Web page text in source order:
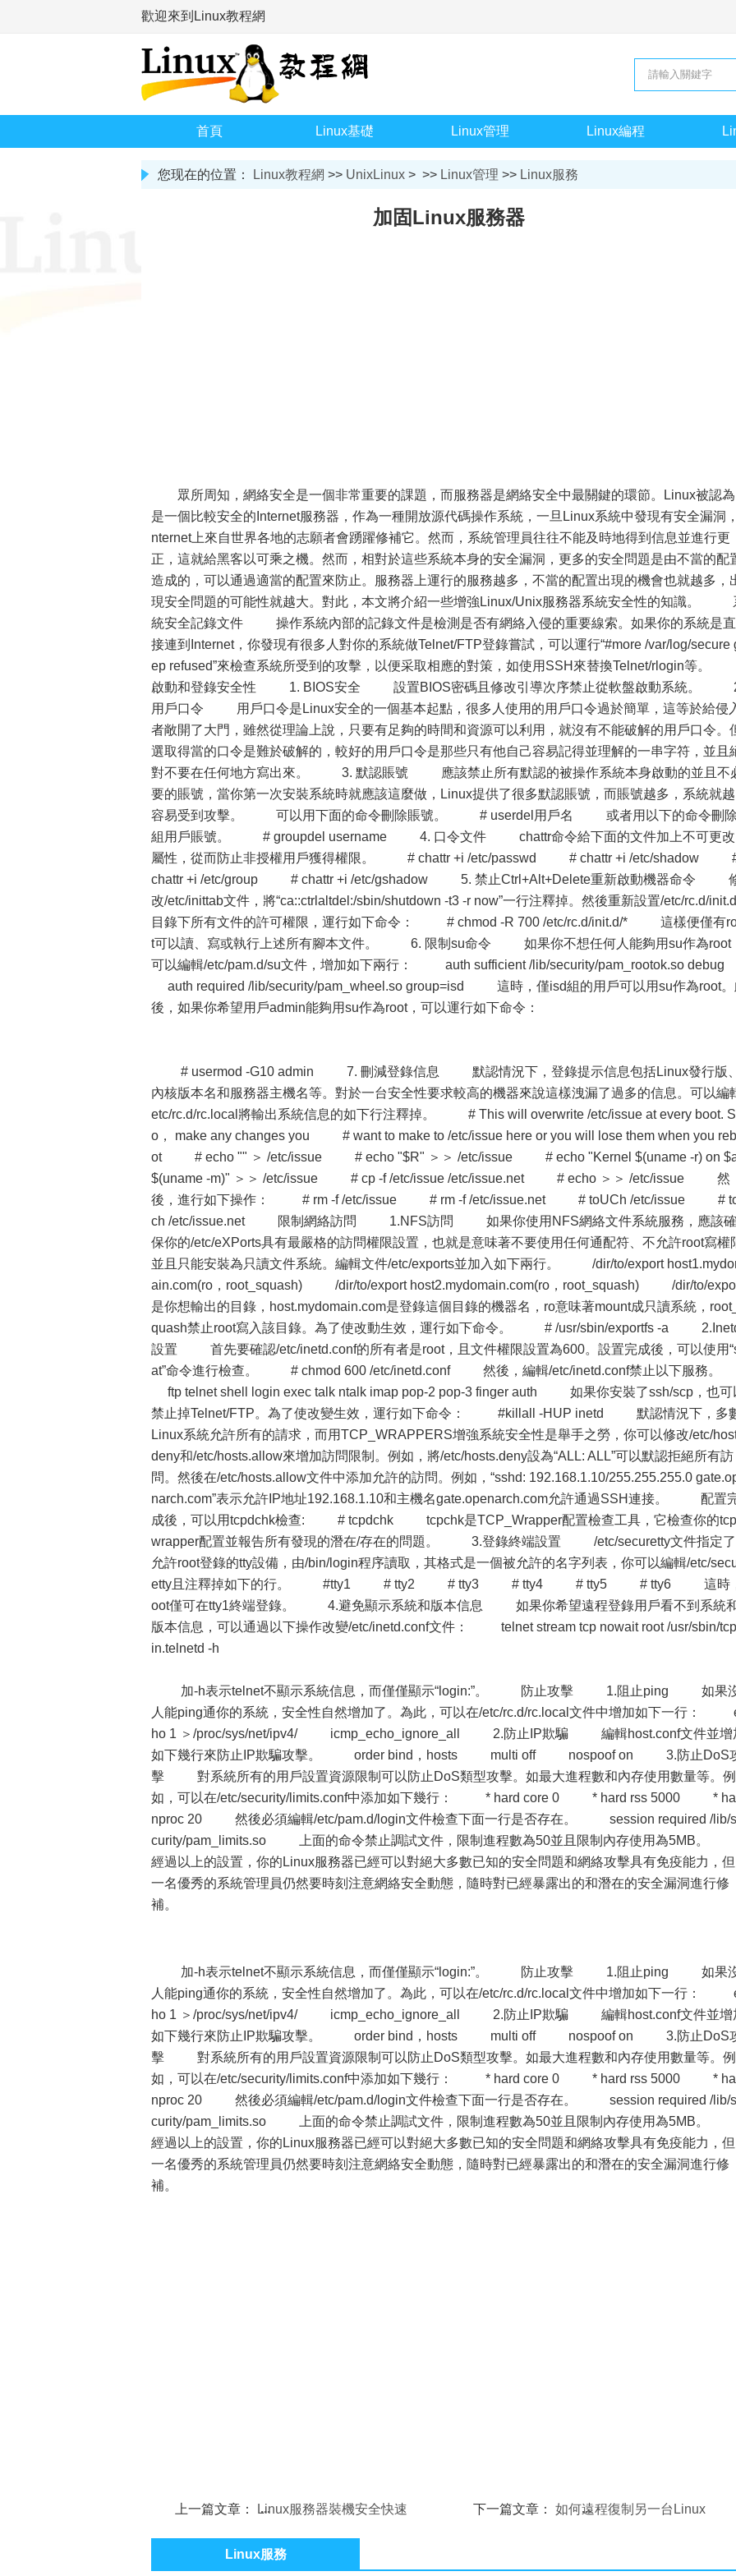
歡迎來到Linux教程網
首頁 Linux基礎 Linux管理 Linux編程
您现在的位置： Linux教程網 >> UnixLinux > >> Linux管理 >> Linux服務
加固Linux服務器
眾所周知，網絡安全是一個非常重要的課題，而服務器是網絡安全中最關鍵的環節。Linux被認為
是一個比較安全的Internet服務器，作為一種開放源代碼操作系統，一旦Linux系統中發現有安全漏洞，I
nternet上來自世界各地的志願者會踴躍修補它。然而，系統管理員往往不能及時地得到信息並進行更
正，這就給黑客以可乘之機。然而，相對於這些系統本身的安全漏洞，更多的安全問題是由不當的配
造成的，可以通過適當的配置來防止。服務器上運行的服務越多，不當的配置出現的機會也就越多，
現安全問題的可能性就越大。對此，本文將介紹一些增強Linux/Unix服務器系統安全性的知識。
統安全記錄文件 操作系統內部的記錄文件是檢測是否有網絡入侵的重要線索。如果你的系統是直
接連到Internet，你發現有很多人對你的系統做Telnet/FTP登錄嘗試，可以運行“#more /var/log/secure
ep refused”來檢查系統所受到的攻擊，以便采取相應的對策，如使用SSH來替換Telnet/rlogin等。
啟動和登錄安全性 1. BIOS安全 設置BIOS密碼且修改引導次序禁止從軟盤啟動系統。
用戶口令 用戶口令是Linux安全的一個基本起點，很多人使用的用戶口令過於簡單，這等於給侵
者敞開了大門，雖然從理論上說，只要有足夠的時間和資源可以利用，就沒有不能破解的用戶口令。
選取得當的口令是難於破解的，較好的用戶口令是那些只有他自己容易記得並理解的一串字符，並且
對不要在任何地方寫出來。 3. 默認賬號 應該禁止所有默認的被操作系統本身啟動的並且不
要的賬號，當你第一次安裝系統時就應該這麼做，Linux提供了很多默認賬號，而賬號越多，系統就越
容易受到攻擊。 可以用下面的命令刪除賬號。 # userdel用戶名 或者用以下的命令刪除
組用戶賬號。 # groupdel username 4. 口令文件 chattr命令給下面的文件加上不可更改
屬性，從而防止非授權用戶獲得權限。 # chattr +i /etc/passwd # chattr +i /etc/shadow
chattr +i /etc/group # chattr +i /etc/gshadow 5. 禁止Ctrl+Alt+Delete重新啟動機器命令
改/etc/inittab文件，將“ca::ctrlaltdel:/sbin/shutdown -t3 -r now”一行注釋掉。然後重新設置/etc/rc.d/
目錄下所有文件的許可權限，運行如下命令： # chmod -R 700 /etc/rc.d/init.d/* 這樣便僅有
t可以讀、寫或執行上述所有腳本文件。 6. 限制su命令 如果你不想任何人能夠用su作為root
可以編輯/etc/pam.d/su文件，增加如下兩行： auth sufficient /lib/security/pam_rootok.so debug
auth required /lib/security/pam_wheel.so group=isd 這時，僅isd組的用戶可以用su作為root。
後，如果你希望用戶admin能夠用su作為root，可以運行如下命令：
# usermod -G10 admin 7. 刪減登錄信息 默認情況下，登錄提示信息包括Linux發行版、
內核版本名和服務器主機名等。對於一台安全性要求較高的機器來說這樣洩漏了過多的信息。可以編
etc/rc.d/rc.local將輸出系統信息的如下行注釋掉。 # This will overwrite /etc/issue at every boot. S
o， make any changes you # want to make to /etc/issue here or you will lose them when you
ot # echo "" ＞ /etc/issue # echo "$R" ＞＞ /etc/issue # echo "Kernel $(uname -r) on
$(uname -m)" ＞＞ /etc/issue # cp -f /etc/issue /etc/issue.net # echo ＞＞ /etc/issue 然
後，進行如下操作： # rm -f /etc/issue # rm -f /etc/issue.net # toUCh /etc/issue #
ch /etc/issue.net 限制網絡訪問 1.NFS訪問 如果你使用NFS網絡文件系統服務，應該確
保你的/etc/eXPorts具有最嚴格的訪問權限設置，也就是意味著不要使用任何通配符、不允許root寫權
並且只能安裝為只讀文件系統。編輯文件/etc/exports並加入如下兩行。 /dir/to/export
ain.com(ro，root_squash) /dir/to/export host2.mydomain.com(ro，root_squash) /dir/to/
是你想輸出的目錄，host.mydomain.com是登錄這個目錄的機器名，ro意味著mount成只讀系統，
quash禁止root寫入該目錄。為了使改動生效，運行如下命令。 # /usr/sbin/exportfs -a
設置 首先要確認/etc/inetd.conf的所有者是root，且文件權限設置為600。設置完成後，可以使用
at”命令進行檢查。 # chmod 600 /etc/inetd.conf 然後，編輯/etc/inetd.conf禁止以下服務。
ftp telnet shell login exec talk ntalk imap pop-2 pop-3 finger auth 如果你安裝了ssh/scp，也可
禁止掉Telnet/FTP。為了使改變生效，運行如下命令： #killall -HUP inetd 默認情況下，多
Linux系統允許所有的請求，而用TCP_WRAPPERS增強系統安全性是舉手之勞，你可以修改/etc/
deny和/etc/hosts.allow來增加訪問限制。例如，將/etc/hosts.deny設為“ALL: ALL”可以默認拒絕所有訪
問。然後在/etc/hosts.allow文件中添加允許的訪問。例如，“sshd: 192.168.1.10/255.255.255.0
narch.com”表示允許IP地址192.168.1.10和主機名gate.openarch.com允許通過SSH連接。 配置
成後，可以用tcpdchk檢查: # tcpdchk tcpchk是TCP_Wrapper配置檢查工具，它檢查你的tcp
wrapper配置並報告所有發現的潛在/存在的問題。 3.登錄終端設置 /etc/securetty文件指定了
允許root登錄的tty設備，由/bin/login程序讀取，其格式是一個被允許的名字列表，你可以編輯/etc/
etty且注釋掉如下的行。 #tty1 # tty2 # tty3 # tty4 # tty5 # tty6 這時
oot僅可在tty1終端登錄。 4.避免顯示系統和版本信息 如果你希望遠程登錄用戶看不到系統
版本信息，可以通過以下操作改變/etc/inetd.conf文件： telnet stream tcp nowait root /usr/sbin/
in.telnetd -h
加-h表示telnet不顯示系統信息，而僅僅顯示“login:”。 防止攻擊 1.阻止ping 如果
人能ping通你的系統，安全性自然增加了。為此，可以在/etc/rc.d/rc.local文件中增加如下一行：
ho 1 ＞/proc/sys/net/ipv4/ icmp_echo_ignore_all 2.防止IP欺騙 編輯host.conf文件並增
如下幾行來防止IP欺騙攻擊。 order bind，hosts multi off nospoof on 3.防止DoS
擊 對系統所有的用戶設置資源限制可以防止DoS類型攻擊。如最大進程數和內存使用數量等。例
如，可以在/etc/security/limits.conf中添加如下幾行： * hard core 0 * hard rss 5000 *
nproc 20 然後必須編輯/etc/pam.d/login文件檢查下面一行是否存在。 session required /lib/
curity/pam_limits.so 上面的命令禁止調試文件，限制進程數為50並且限制內存使用為5MB。
經過以上的設置，你的Linux服務器已經可以對絕大多數已知的安全問題和網絡攻擊具有免疫能力，但
一名優秀的系統管理員仍然要時刻注意網絡安全動態，隨時對已經暴露出的和潛在的安全漏洞進行修
補。
加-h表示telnet不顯示系統信息，而僅僅顯示“login:”。 防止攻擊 1.阻止ping 如果
人能ping通你的系統，安全性自然增加了。為此，可以在/etc/rc.d/rc.local文件中增加如下一行：
ho 1 ＞/proc/sys/net/ipv4/ icmp_echo_ignore_all 2.防止IP欺騙 編輯host.conf文件並增
如下幾行來防止IP欺騙攻擊。 order bind，hosts multi off nospoof on 3.防止DoS
擊 對系統所有的用戶設置資源限制可以防止DoS類型攻擊。如最大進程數和內存使用數量等。例
如，可以在/etc/security/limits.conf中添加如下幾行： * hard core 0 * hard rss 5000 *
nproc 20 然後必須編輯/etc/pam.d/login文件檢查下面一行是否存在。 session required /lib/
curity/pam_limits.so 上面的命令禁止調試文件，限制進程數為50並且限制內存使用為5MB。
經過以上的設置，你的Linux服務器已經可以對絕大多數已知的安全問題和網絡攻擊具有免疫能力，但
一名優秀的系統管理員仍然要時刻注意網絡安全動態，隨時對已經暴露出的和潛在的安全漏洞進行修
補。
上一篇文章：
Linux服務器裝機安全快速
下一篇文章： 如何遠程復制另一台Linux
Linux服務